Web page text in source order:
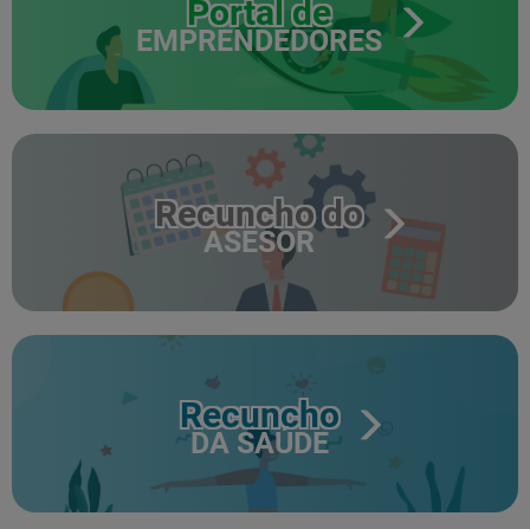
Portal de
EMPRENDEDORES
Recuncho do
ASESOR
Recuncho
DA SAÚDE